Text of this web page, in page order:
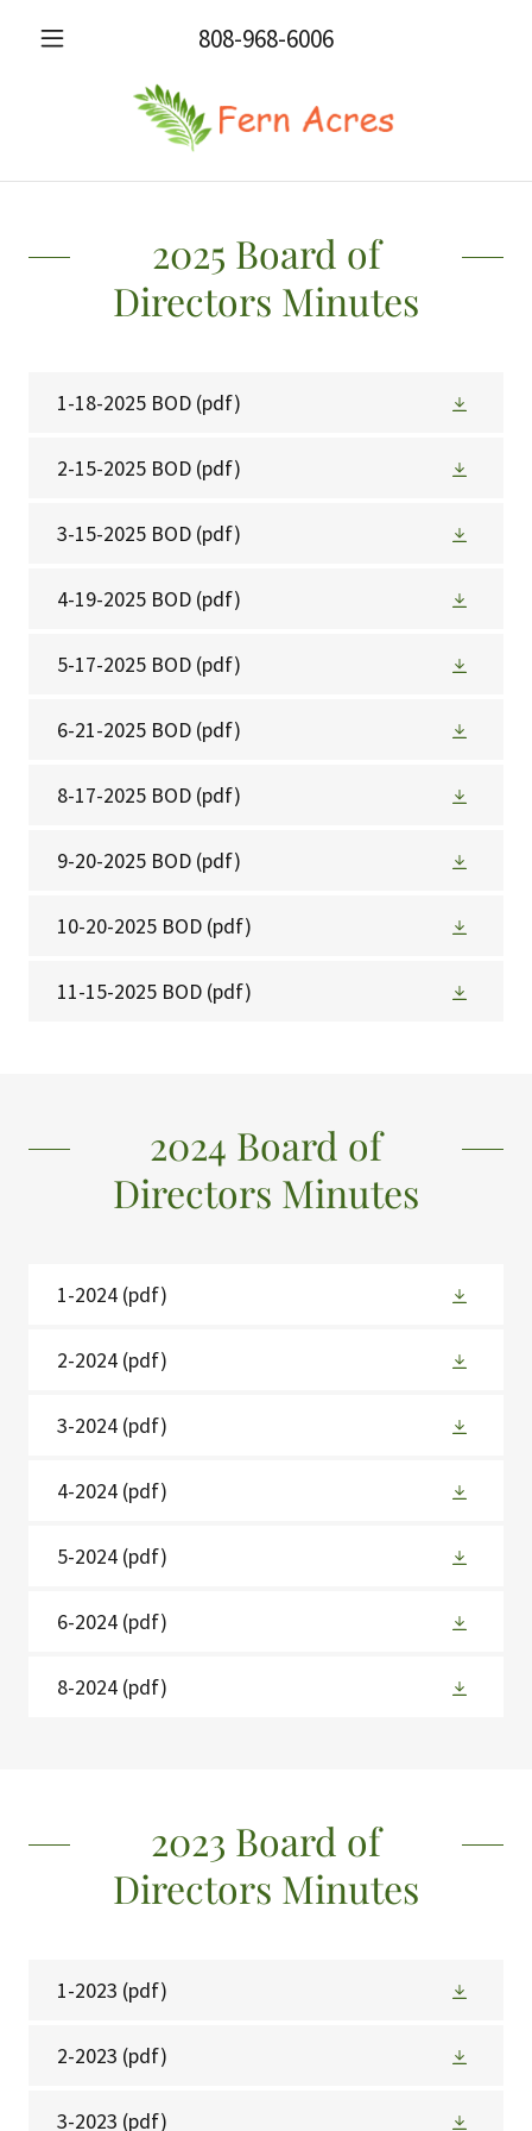
808-968-6006
2025 Board of
Directors Minutes
1-18-2025 BOD (pdf)
2-15-2025 BOD (pdf)
3-15-2025 BOD (pdf)
4-19-2025 BOD (pdf)
5-17-2025 BOD (pdf)
6-21-2025 BOD (pdf)
8-17-2025 BOD (pdf)
9-20-2025 BOD (pdf)
10-20-2025 BOD (pdf)
11-15-2025 BOD (pdf)
2024 Board of
Directors Minutes
1-2024 (pdf)
2-2024 (pdf)
3-2024 (pdf)
4-2024 (pdf)
5-2024 (pdf)
6-2024 (pdf)
8-2024 (pdf)
2023 Board of
Directors Minutes
1-2023 (pdf)
2-2023 (pdf)
3-2023 (pdf)